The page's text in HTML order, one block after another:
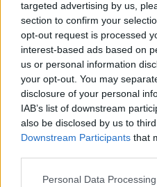
targeted advertising by us,
section to confirm your
opt-out request is processed
interest-based ads based on
us or personal information
your opt-out. You may
disclosure of your personal
IAB’s list of downstream
also be disclosed by us to
Downstream Participants that
Please note that this website/
Personal Data
känsloladdade
konstatera att de är
Lycka ger ett större
att ”bara” vara nöjd,
och marknadsförare
båda svenska forskarna.
– Att vara nöjd är
tillstånd, säger Anders
borde istället fokusera